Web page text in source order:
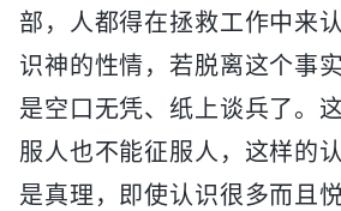
部，人都得在拯救工作中来
识神的性情，若脱离这个事
是空口无凭、纸上谈兵了。
服人也不能征服人，这样的
是真理，即使认识很多而且